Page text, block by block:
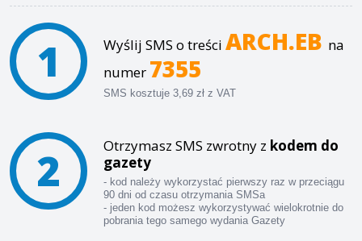
1 Wyślij SMS o treści ARCH.EB na
numer 7355
SMS kosztuje 3,69 zł z VAT
2 Otrzymasz SMS zwrotny z kodem do
gazety
- kod należy wykorzystać pierwszy raz w przeciągu
90 dni od czasu otrzymania SMSa
- jeden kod możesz wykorzystywać wielokrotnie do
pobrania tego samego wydania Gazety